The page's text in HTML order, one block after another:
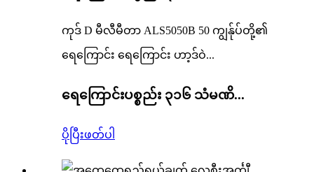
ကုဒ် D မီလီမီတာ ALS5050B 50 ကျွန်ုပ်တို့၏
ရေကြောင်း ရေကြောင်း ဟာ့ဒ်ဝဲ...
ရေကြောင်းပစ္စည်း ၃၁၆ သံမဏိ...
ပိုပြီးဖတ်ပါ